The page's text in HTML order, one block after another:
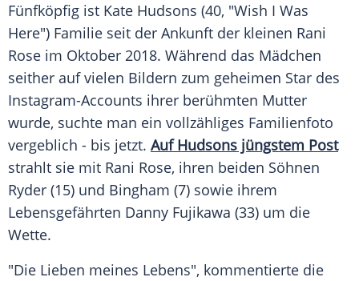
Fünfköpfig ist Kate Hudsons (40, "Wish I Was
Here") Familie seit der Ankunft der kleinen Rani
Rose im Oktober 2018. Während das Mädchen
seither auf vielen Bildern zum geheimen Star des
Instagram-Accounts ihrer berühmten Mutter
wurde, suchte man ein vollzähliges Familienfoto
vergeblich - bis jetzt. Auf Hudsons jüngstem Post
strahlt sie mit Rani Rose, ihren beiden Söhnen
Ryder (15) und Bingham (7) sowie ihrem
Lebensgefährten Danny Fujikawa (33) um die
Wette.
"Die Lieben meines Lebens", kommentierte die